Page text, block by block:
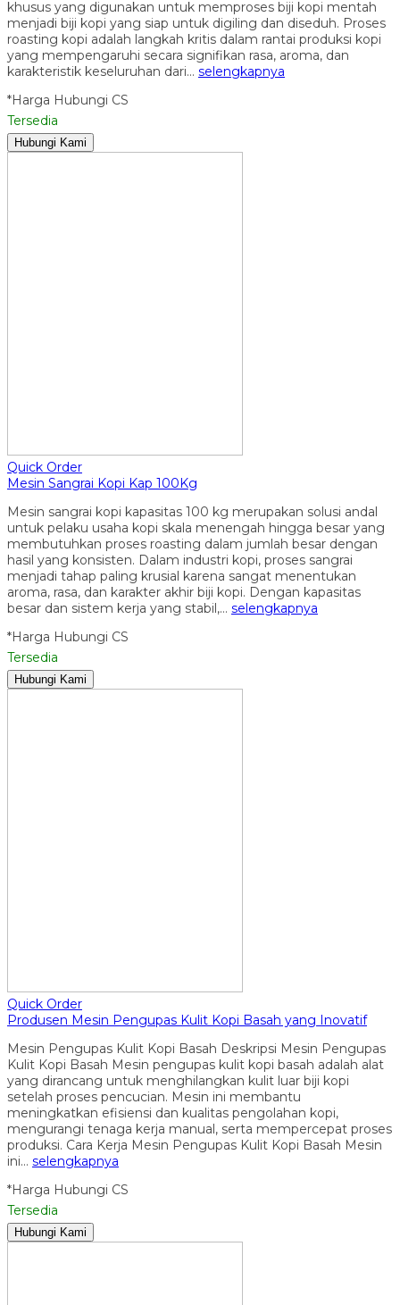
khusus yang digunakan untuk memproses biji kopi mentah
menjadi biji kopi yang siap untuk digiling dan diseduh. Proses
roasting kopi adalah langkah kritis dalam rantai produksi kopi
yang mempengaruhi secara signifikan rasa, aroma, dan
karakteristik keseluruhan dari… selengkapnya
*Harga Hubungi CS
Tersedia
Hubungi Kami
Quick Order
Mesin Sangrai Kopi Kap 100Kg
Mesin sangrai kopi kapasitas 100 kg merupakan solusi andal
untuk pelaku usaha kopi skala menengah hingga besar yang
membutuhkan proses roasting dalam jumlah besar dengan
hasil yang konsisten. Dalam industri kopi, proses sangrai
menjadi tahap paling krusial karena sangat menentukan
aroma, rasa, dan karakter akhir biji kopi. Dengan kapasitas
besar dan sistem kerja yang stabil,… selengkapnya
*Harga Hubungi CS
Tersedia
Hubungi Kami
Quick Order
Produsen Mesin Pengupas Kulit Kopi Basah yang Inovatif
Mesin Pengupas Kulit Kopi Basah Deskripsi Mesin Pengupas
Kulit Kopi Basah Mesin pengupas kulit kopi basah adalah alat
yang dirancang untuk menghilangkan kulit luar biji kopi
setelah proses pencucian. Mesin ini membantu
meningkatkan efisiensi dan kualitas pengolahan kopi,
mengurangi tenaga kerja manual, serta mempercepat proses
produksi. Cara Kerja Mesin Pengupas Kulit Kopi Basah Mesin
ini… selengkapnya
*Harga Hubungi CS
Tersedia
Hubungi Kami